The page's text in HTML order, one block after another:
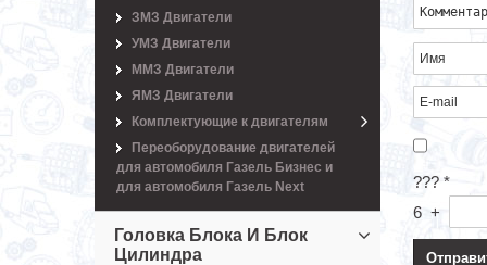
???*
6 +
ЗМЗ Двигатели
УМЗ Двигатели
ММЗ Двигатели
ЯМЗ Двигатели
Комплектующие к двигателям
Переоборудование двигателей
для автомобиля Газель Бизнес и
для автомобиля Газель Next
Головка Блока И Блок
Цилиндра